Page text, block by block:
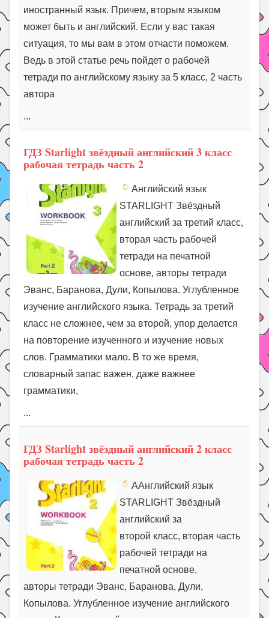
иностранный язык. Причем, вторым языком
может быть и английский. Если у вас такая
ситуация, то мы вам в этом отчасти поможем.
Ведь в этой статье речь пойдет о рабочей
тетради по английскому языку за 5 класс, 2 часть
автора
...
ГДЗ Starlight звёздный английский 3 класс
рабочая тетрадь часть 2
Английский язык
STARLIGHT Звёздный
английский за третий класс,
вторая часть рабочей
тетради на печатной
основе, авторы тетради
Эванс, Баранова, Дули, Копылова. Углубленное
изучение английского языка. Тетрадь за третий
класс не сложнее, чем за второй, упор делается
на повторение изученного и изучение новых
слов. Грамматики мало. В то же время,
словарный запас важен, даже важнее
грамматики,
...
ГДЗ Starlight звёздный английский 2 класс
рабочая тетрадь часть 2
ААнглийский язык
STARLIGHT Звёздный
английский за
второй класс, вторая часть
рабочей тетради на
печатной основе,
авторы тетради Эванс, Баранова, Дули,
Копылова. Углубленное изучение английского